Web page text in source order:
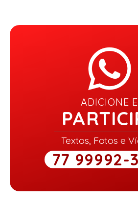
ADICIONE E
Textos, Fotos e
77 99992-